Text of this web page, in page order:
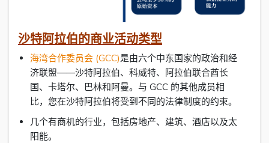
沙特阿拉伯的商业活动类型
海湾合作委员会 (GCC)是由六个中东国家的政治和经
济联盟——沙特阿拉伯、科威特、阿拉伯联合酋长
国、卡塔尔、巴林和阿曼。与 GCC 的其他成员相
比，您在沙特阿拉伯将受到不同的法律制度的约束。
几个有商机的行业，包括房地产、建筑、酒店以及太
阳能。